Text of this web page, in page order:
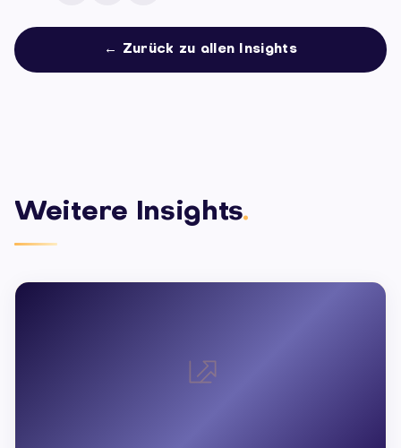
← Zurück zu allen Insights
Weitere Insights.